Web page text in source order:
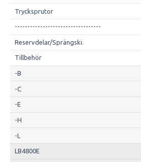
Trycksprutor
----------------------------------
Reservdelar/Sprängski.
Tillbehör
-B
-C
-E
-H
-L
LB4800E